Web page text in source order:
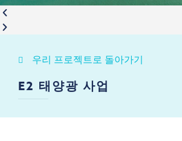
우리 프로젝트로 돌아가기
E2 태양광 사업